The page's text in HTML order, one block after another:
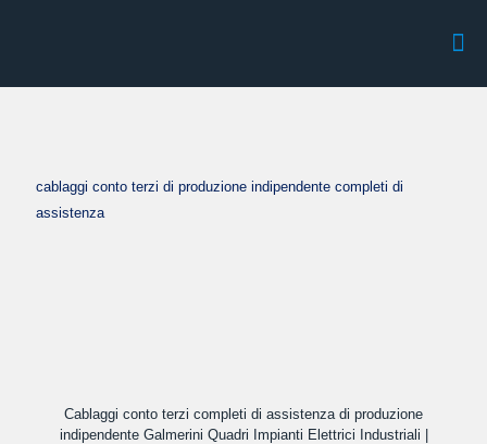
cablaggi conto terzi di produzione indipendente completi di
assistenza
Cablaggi conto terzi completi di assistenza di produzione
indipendente Galmerini Quadri Impianti Elettrici Industriali |